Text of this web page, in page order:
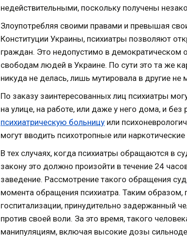
недействительными, поскольку получены
Злоупотребляя своими правами и превышая
Конституции Украины, психиатры позволяют
граждан. Это недопустимо в демократическом
свободам людей в Украине. По сути это та же
никуда не делась, лишь мутировала в другие
По заказу заинтересованных лиц психиатры
на улице, на работе, или даже у него дома, и без
психиатрическую больницу или
могут вводить психотропные или
В тех случаях, когда психиатры обращаются в
закону это должно произойти в течение 24
заведение. Рассмотрение такого обращения
момента обращения психиатра. Таким образом,
госпитализации, принудительно задержанный
против своей воли. За это время, такого
манипуляциям, включая высокие дозы